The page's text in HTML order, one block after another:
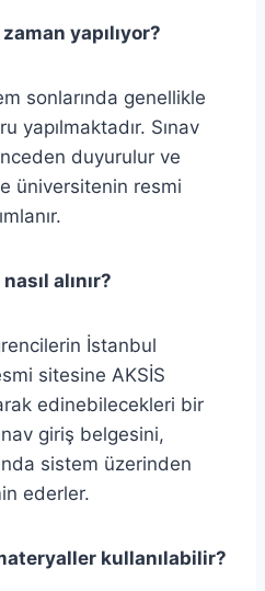
zaman yapılıyor?
sonlarında genellikle
yapılmaktadır. Sınav
duyurulur ve
üniversitenin resmi
alınır?
İstanbul
sitesine AKSİS
edinebilecekleri bir
giriş belgesini,
sistem üzerinden
ederler.
kullanılabilir?